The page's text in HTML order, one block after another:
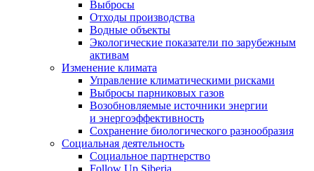
Выбросы
Отходы производства
Водные объекты
Экологические показатели по зарубежным
активам
Изменение климата
Управление климатическими рисками
Выбросы парниковых газов
Возобновляемые источники энергии
и энергоэффективность
Сохранение биологического разнообразия
Социальная деятельность
Социальное партнерство
Follow Up Siberia